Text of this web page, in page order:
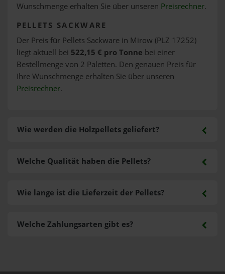
Wunschmenge erhalten Sie über unseren Preisrechner.
PELLETS SACKWARE
Der Preis für Pellets Sackware in Mirow (PLZ 17252)
liegt aktuell bei 522,15 € pro Tonne bei einer
Bestellmenge von 2 Paletten. Den genauen Preis für
Ihre Wunschmenge erhalten Sie über unseren
Preisrechner.
Wie werden die Holzpellets geliefert?
Welche Zahlungsarten gibt es?
Welche Qualität haben die Pellets?
Wie lange ist die Lieferzeit der Pellets?